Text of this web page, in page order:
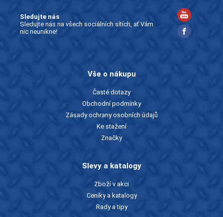
Sledujte nás
Sledujte nás na všech sociálních sítích, ať Vám
nic neunikne!
Vše o nákupu
Časté dotazy
Obchodní podmínky
Zásady ochrany osobních údajů
Ke stažení
Značky
Slevy a katalogy
Zboží v akci
Ceníky a katalogy
Rady a tipy